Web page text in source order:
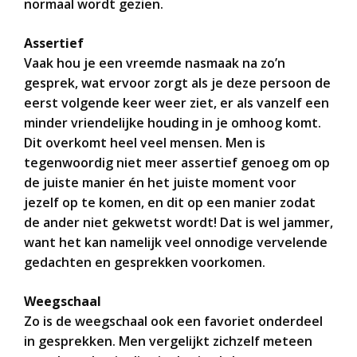
normaal wordt gezien.
Assertief
Vaak hou je een vreemde nasmaak na zo’n
gesprek, wat ervoor zorgt als je deze persoon de
eerst volgende keer weer ziet, er als vanzelf een
minder vriendelijke houding in je omhoog komt.
Dit overkomt heel veel mensen. Men is
tegenwoordig niet meer assertief genoeg om op
de juiste manier én het juiste moment voor
jezelf op te komen, en dit op een manier zodat
de ander niet gekwetst wordt! Dat is wel jammer,
want het kan namelijk veel onnodige vervelende
gedachten en gesprekken voorkomen.
Weegschaal
Zo is de weegschaal ook een favoriet onderdeel
in gesprekken. Men vergelijkt zichzelf meteen